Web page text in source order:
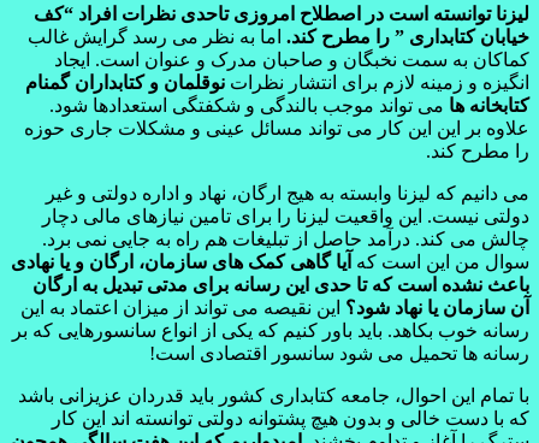
لیزنا توانسته است در اصطلاح امروزی تاحدی نظرات افراد “کف
خیابان کتابداری ” را مطرح کند. اما به نظر می رسد گرایش غالب
کماکان به سمت نخبگان و صاحبان مدرک و عنوان است. ایجاد
انگیزه و زمینه لازم برای انتشار نظرات نوقلمان و کتابداران گمنام
کتابخانه ها می تواند موجب بالندگی و شکفتگی استعدادها شود.
علاوه بر این این کار می تواند مسائل عینی و مشکلات جاری حوزه
را مطرح کند.
می دانیم که لیزنا وابسته به هیج ارگان، نهاد و اداره دولتی و غیر
دولتی نیست. این واقعیت لیزنا را برای تامین نیازهای مالی دچار
چالش می کند. درآمد حاصل از تبلیغات هم راه به جایی نمی برد.
سوال من این است که آیا گاهی کمک های سازمان، ارگان و یا نهادی
باعث نشده است که تا حدی این رسانه برای مدتی تبدیل به ارگان
آن سازمان یا نهاد شود؟ این نقیصه می تواند از میزان اعتماد به این
رسانه خوب بکاهد. باید باور کنیم که یکی از انواع سانسورهایی که بر
رسانه ها تحمیل می شود سانسور اقتصادی است!
با تمام این احوال، جامعه کتابداری کشور باید قدردان عزیزانی باشد
که با دست خالی و بدون هیچ پشتوانه دولتی توانسته اند این کار